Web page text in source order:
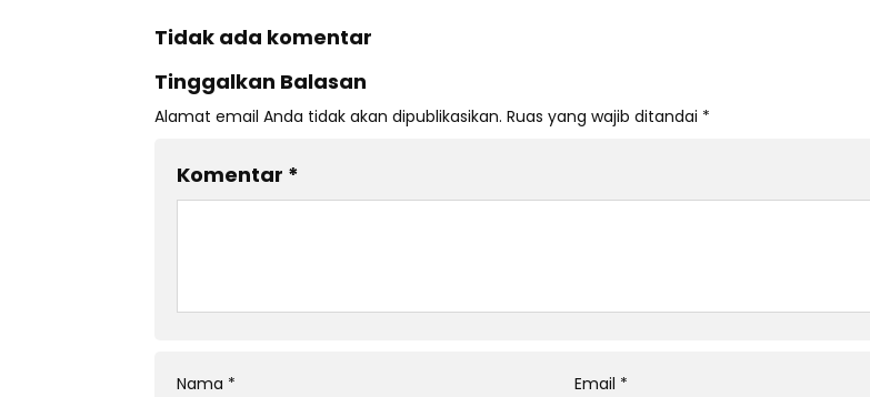
Tidak ada komentar
Tinggalkan Balasan
Alamat email Anda tidak akan dipublikasikan. Ruas yang wajib ditandai *
Komentar *
Nama * Email *